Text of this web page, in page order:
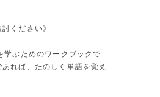
ください》
ぶためのワークブックで
れば、たのしく単語を覚え